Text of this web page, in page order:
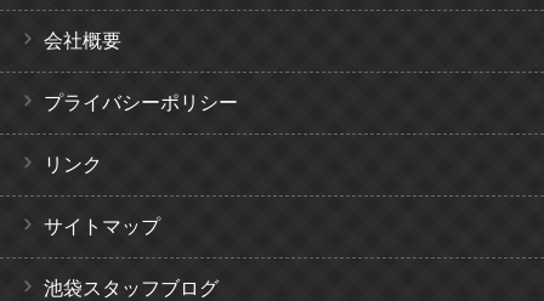
会社概要
プライバシーポリシー
リンク
サイトマップ
池袋スタッフブログ